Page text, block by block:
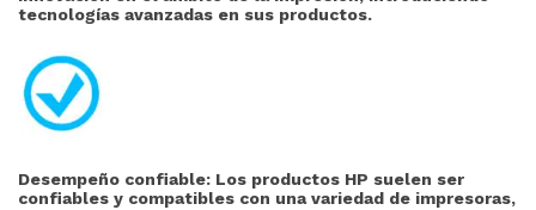
tecnologías avanzadas en sus productos.
Desempeño confiable: Los productos HP suelen ser
confiables y compatibles con una variedad de impresoras,